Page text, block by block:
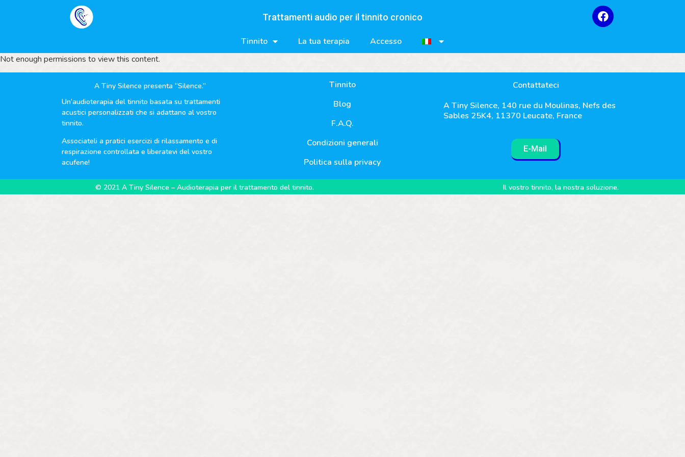
Trattamenti audio per il tinnito cronico
Tinnito La tua terapia
Accesso
Not enough permissions to view this content.
A Tiny Silence presenta “Silence.”
Un’audioterapia del tinnito basata su trattamenti
acustici personalizzati che si adattano al vostro
tinnito.
Associateli a pratici esercizi di rilassamento e di
respirazione controllata e liberatevi del vostro
acufene!
Tinnito
Blog
F.A.Q.
Condizioni generali
Politica sulla privacy
Contattateci
A Tiny Silence, 140 rue du Moulinas, Nefs des
Sables 25K4, 11370 Leucate, France
E-Mail
© 2021 A Tiny Silence – Audioterapia per il trattamento del tinnito. Il vostro tinnito, la nostra soluzione.